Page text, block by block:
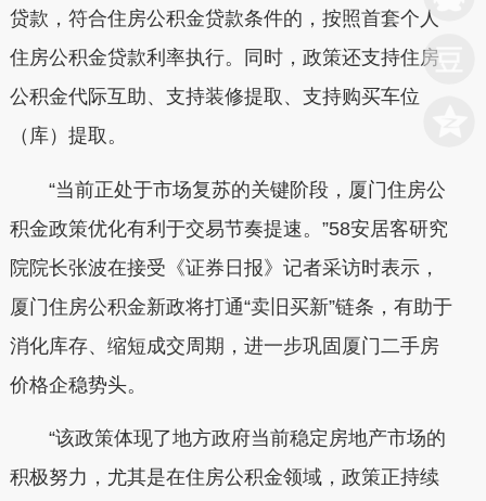
贷款，符合住房公积金贷款条件的，按照首套个人
住房公积金贷款利率执行。同时，政策还支持住房
公积金代际互助、支持装修提取、支持购买车位
（库）提取。
“当前正处于市场复苏的关键阶段，厦门住房公
积金政策优化有利于交易节奏提速。”58安居客研究
院院长张波在接受《证券日报》记者采访时表示，
厦门住房公积金新政将打通“卖旧买新”链条，有助于
消化库存、缩短成交周期，进一步巩固厦门二手房
价格企稳势头。
“该政策体现了地方政府当前稳定房地产市场的
积极努力，尤其是在住房公积金领域，政策正持续